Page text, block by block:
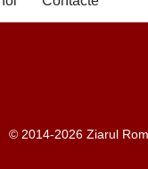
© 2014-2026 Ziarul